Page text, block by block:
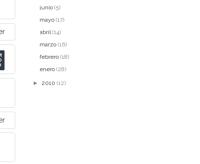
junio (5)
mayo (17)
abril(14)
marzo (16)
febrero (18)
enero (28)
►
2010 (12)